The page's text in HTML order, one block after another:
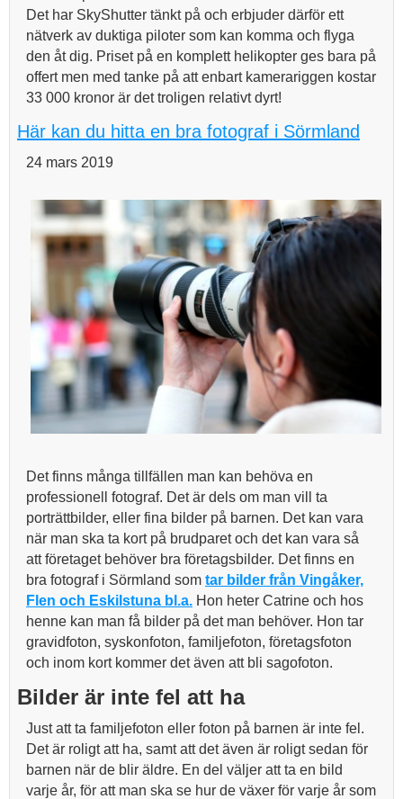
Det har SkyShutter tänkt på och erbjuder därför ett
nätverk av duktiga piloter som kan komma och flyga
den åt dig. Priset på en komplett helikopter ges bara på
offert men med tanke på att enbart kamerariggen kostar
33 000 kronor är det troligen relativt dyrt!
Här kan du hitta en bra fotograf i Sörmland
24 mars 2019
Det finns många tillfällen man kan behöva en
professionell fotograf. Det är dels om man vill ta
porträttbilder, eller fina bilder på barnen. Det kan vara
när man ska ta kort på brudparet och det kan vara så
att företaget behöver bra företagsbilder. Det finns en
bra fotograf i Sörmland som tar bilder från Vingåker,
Flen och Eskilstuna bl.a. Hon heter Catrine och hos
henne kan man få bilder på det man behöver. Hon tar
gravidfoton, syskonfoton, familjefoton, företagsfoton
och inom kort kommer det även att bli sagofoton.
Bilder är inte fel att ha
Just att ta familjefoton eller foton på barnen är inte fel.
Det är roligt att ha, samt att det även är roligt sedan för
barnen när de blir äldre. En del väljer att ta en bild
varje år, för att man ska se hur de växer för varje år som